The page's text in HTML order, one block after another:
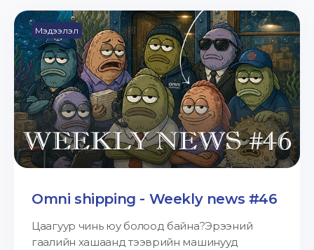
Мэдээлэл
Omni shipping - Weekly news #46
Цаагуур чинь юу болоод байна?Эрээний
гаалийн хашаанд тээврийн машинууд